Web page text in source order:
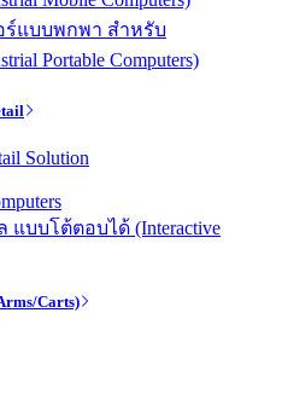
แบบพกพา สำหรับ
Portable Computers)
Solution
บบโต้ตอบได้ (Interactive
Carts)